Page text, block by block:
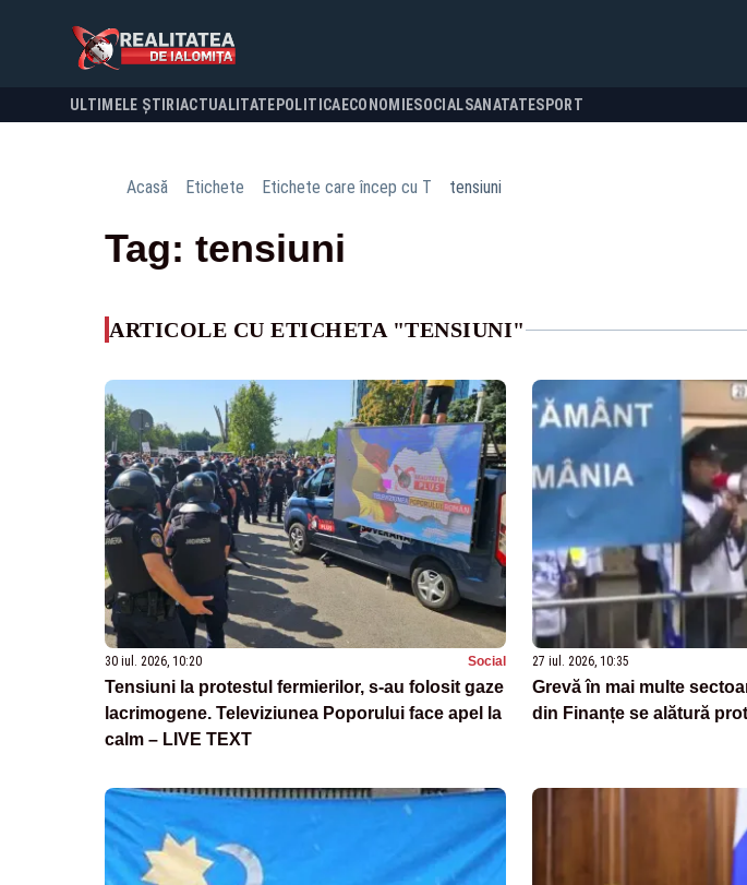
ULTIMELE ȘTIRI ACTUALITATE POLITICA ECONOMIESOCIALSANATATESPORT
Acasă Etichete Etichete care încep cu T tensiuni
Tag: tensiuni
ARTICOLE CU ETICHETA "TENSIUNI"
30 iul. 2026, 10:20 Social
Tensiuni la protestul fermierilor, s-au folosit gaze
lacrimogene. Televiziunea Poporului face apel la
calm – LIVE TEXT
27 iul. 2026, 10:35
Grevă în mai multe
din Finanțe se alătură